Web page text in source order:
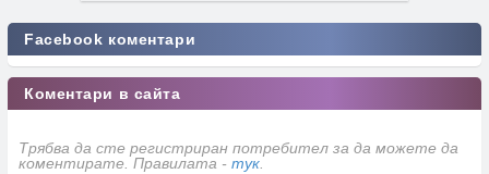
Facebook коментари
Коментари в сайта
Трябва да сте регистриран потребител за да можете да
коментирате. Правилата - тук